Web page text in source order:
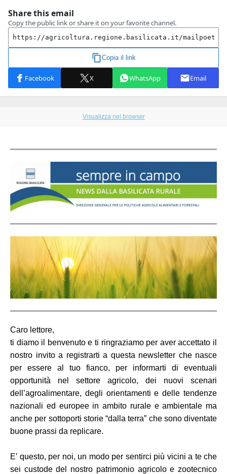
Visualizza nel browser
Caro lettore,
ti diamo il benvenuto e ti ringraziamo per aver accettato il
nostro invito a registrarti a questa newsletter che nasce
per essere al tuo fianco, per informarti di eventuali
opportunità nel settore agricolo, dei nuovi scenari
dell’agroalimentare, degli orientamenti e delle tendenze
nazionali ed europee in ambito rurale e ambientale ma
anche per sottoporti storie “dalla terra” che sono diventate
buone prassi da replicare.
E’ questo, per noi, un modo per sentirci più vicini a te che
sei custode del nostro patrimonio agricolo e zootecnico